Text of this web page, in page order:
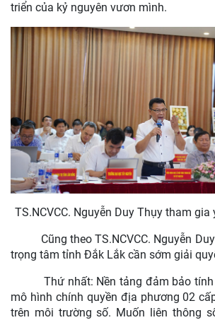
triển của kỷ nguyên vươn mình.
TS.NCVCC. Nguyễn Duy Thụy tham
Cũng theo TS.NCVCC. Nguyễn Duy
trọng tâm tỉnh Đắk Lắk cần sớm giải
Thứ nhất: Nền tảng đảm bảo tính
mô hình chính quyền địa phương 02
trên môi trường số. Muốn liên thông